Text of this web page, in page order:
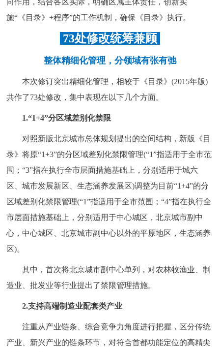
施“《目录》+程序”的工作机制，确保《目录》执行。
73处修改统筹兼顾
整体精细化管理，分领域有张有弛
本次修订突出精细化管理，相较于《目录》(2015年版)
共作了73处修改，集中表现在以下几个方面。
1.“1+4”分区域差别化禁限
对照新版北京城市总体规划提出的空间结构，新版《目
录》将原“1+3”的分区域差别化禁限管理(“1”指适用于全市范
围；“3”指在执行全市层面措施基础上，分别适用于城六
区、城市发展新区、生态涵养发展区)调整为目前“1+4”的分
区域差别化禁限管理(“1”指适用于全市范围；“4”指在执行全
市层面措施基础上，分别适用于中心城区，北京城市副中
心，中心城区、北京城市副中心以外的平原地区，生态涵养
区)。
其中，首次将北京城市副中心单列，对农林牧渔业、制
造业、批发业等行业提出了禁限管理措施。
2.支持高端制造业配套类产业
注重从产业链条、综合竞争力角度进行把握，区分传统
产业、新兴产业的链条环节，对符合首都功能定位的高精尖